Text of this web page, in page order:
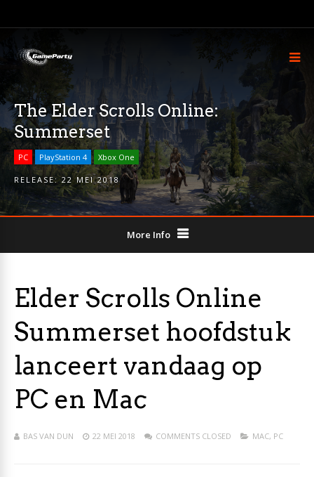
The Elder Scrolls Online:
Summerset
PC PlayStation 4 Xbox One
RELEASE:22 MEI 2018
More Info
Elder Scrolls Online
Summerset hoofdstuk
lanceert vandaag op
PC en Mac
BAS VAN DUN 22 MEI 2018 COMMENTS CLOSED MAC, PC